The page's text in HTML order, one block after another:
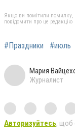
Якщо ви помітили помилку,
повідомити про це редакцію
#Праздники #июль
Мария
Журналист
Авторизуйтесь, щоб